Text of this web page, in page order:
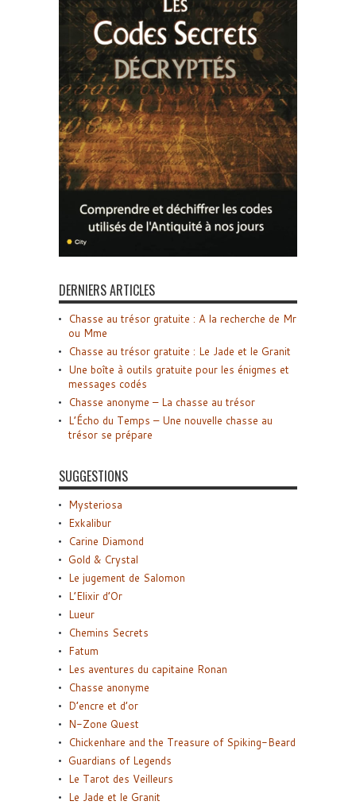
DERNIERS ARTICLES
Chasse au trésor gratuite : A la recherche de Mr
ou Mme
Chasse au trésor gratuite : Le Jade et le Granit
Une boîte à outils gratuite pour les énigmes et
messages codés
Chasse anonyme – La chasse au trésor
L’Écho du Temps – Une nouvelle chasse au
trésor se prépare
SUGGESTIONS
Mysteriosa
Exkalibur
Carine Diamond
Gold & Crystal
Le jugement de Salomon
L’Elixir d’Or
Lueur
Chemins Secrets
Fatum
Les aventures du capitaine Ronan
Chasse anonyme
D’encre et d’or
N-Zone Quest
Chickenhare and the Treasure of Spiking-Beard
Guardians of Legends
Le Tarot des Veilleurs
Le Jade et le Granit